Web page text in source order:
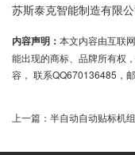
苏斯泰克智能制造有限
内容声明： 本文内容由互联
能出现的商标、品牌所有权
容， 联系QQ670136485，
上一篇： 半自动自动贴标机组技术创新